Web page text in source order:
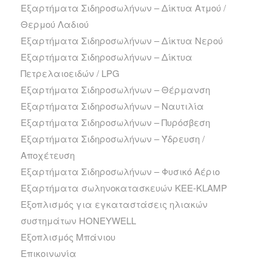
Εξαρτήματα Σιδηροσωλήνων – Δίκτυα Ατμού /
Θερμού Λαδιού
Εξαρτήματα Σιδηροσωλήνων – Δίκτυα Νερού
Εξαρτήματα Σιδηροσωλήνων – Δίκτυα
Πετρελαιοειδών / LPG
Εξαρτήματα Σιδηροσωλήνων – Θέρμανση
Εξαρτήματα Σιδηροσωλήνων – Ναυτιλία
Εξαρτήματα Σιδηροσωλήνων – Πυρόσβεση
Εξαρτήματα Σιδηροσωλήνων – Ύδρευση /
Αποχέτευση
Εξαρτήματα Σιδηροσωλήνων – Φυσικό Αέριο
Εξαρτήματα σωληνοκατασκευών KEE-KLAMP
Εξοπλισμός για εγκαταστάσεις ηλιακών
συστημάτων HONEYWELL
Εξοπλισμός Μπάνιου
Επικοινωνία